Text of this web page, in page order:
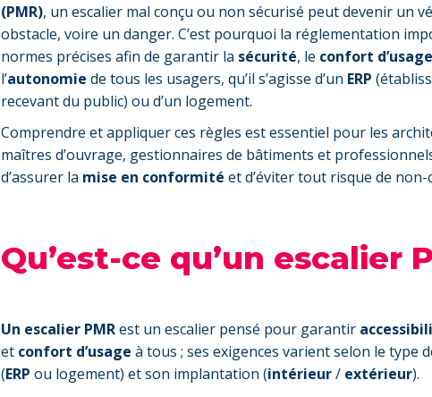
(PMR), un escalier mal conçu ou non sécurisé peut devenir un
obstacle, voire un danger. C’est pourquoi la réglementation
normes précises afin de garantir la sécurité, le confort d’usage
l’autonomie de tous les usagers, qu’il s’agisse d’un ERP
recevant du public) ou d’un logement.
Comprendre et appliquer ces règles est essentiel pour les
maîtres d’ouvrage, gestionnaires de bâtiments et
d’assurer la mise en conformité et d’éviter tout risque de
Qu’est-ce qu’un escalier
Un escalier PMRest un escalier pensé pour garantir
et confort d’usage à tous ; ses exigences varient selon le type
(ERP ou logement) et son implantation (intérieur/ extérieur).